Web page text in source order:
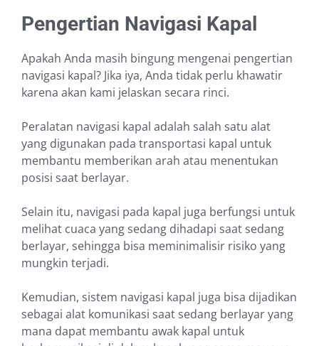
Pengertian Navigasi Kapal
Apakah Anda masih bingung mengenai pengertian
navigasi kapal? Jika iya, Anda tidak perlu khawatir
karena akan kami jelaskan secara rinci.
Peralatan navigasi kapal adalah salah satu alat
yang digunakan pada transportasi kapal untuk
membantu memberikan arah atau menentukan
posisi saat berlayar.
Selain itu, navigasi pada kapal juga berfungsi untuk
melihat cuaca yang sedang dihadapi saat sedang
berlayar, sehingga bisa meminimalisir risiko yang
mungkin terjadi.
Kemudian, sistem navigasi kapal juga bisa dijadikan
sebagai alat komunikasi saat sedang berlayar yang
mana dapat membantu awak kapal untuk